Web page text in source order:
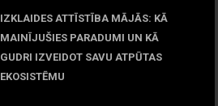
IZKLAIDES ATTĪSTĪBA MĀJĀS: KĀ
MAINĪJUŠIES PARADUMI UN KĀ
GUDRI IZVEIDOT SAVU ATPŪTAS
EKOSISTĒMU